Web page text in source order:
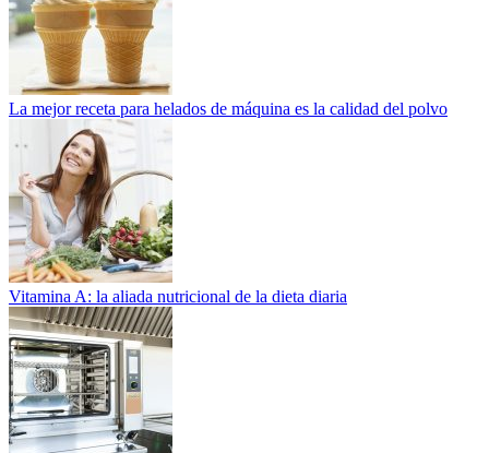
La mejor receta para helados de máquina es la calidad del polvo
Vitamina A: la aliada nutricional de la dieta diaria